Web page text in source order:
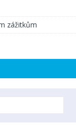
zážitkům